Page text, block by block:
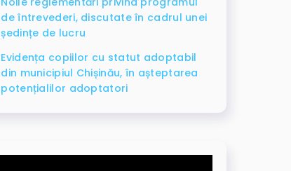
de întrevederi, discutate în cadrul unei
ședințe de lucru
Evidența copiilor cu statut adoptabil
din municipiul Chișinău, în așteptarea
potențialilor adoptatori